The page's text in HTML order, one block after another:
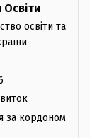
освіти та
за кордоном